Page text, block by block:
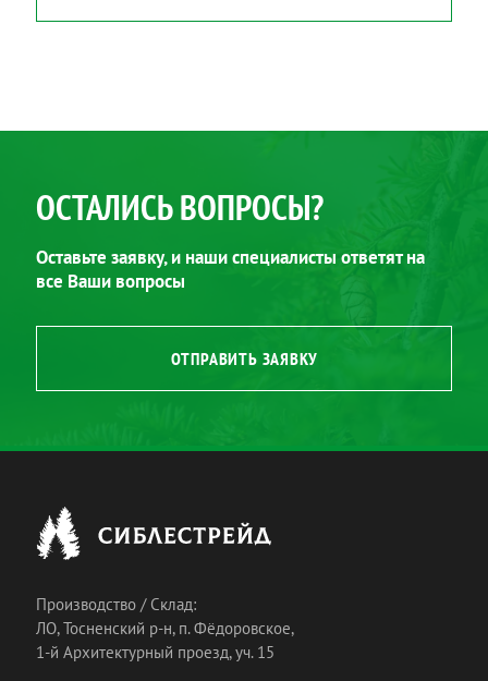
ОСТАЛИСЬ ВОПРОСЫ?
Оставьте заявку, и наши специалисты ответят на
все Ваши вопросы
ОТПРАВИТЬ ЗАЯВКУ
Производство / Склад:
ЛО, Тосненский р-н, п. Фёдоровское,
1-й Архитектурный проезд, уч. 15